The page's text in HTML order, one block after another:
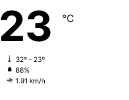
23 ℃
32º - 23º
88%
1.91 km/h